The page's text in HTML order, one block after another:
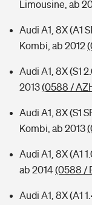
Limousine, ab
Audi A1, 8X (A1
Kombi, ab 2012
Audi A1, 8X (S1
2013(0588 /
Audi A1, 8X (S1
Kombi, ab 2013
Audi A1, 8X (A1
ab 2014(0588 /
Audi A1, 8X (A1